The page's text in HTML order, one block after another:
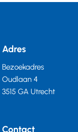
Adres
Bezoekadres
Oudlaan 4
3515 GA Utrecht
Contact